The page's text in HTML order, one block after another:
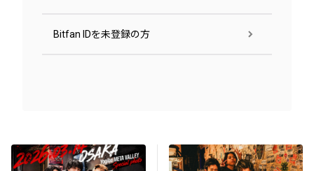
Bitfan IDを未登録の方